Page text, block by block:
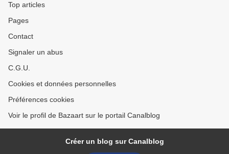
Top articles
Pages
Contact
Signaler un abus
C.G.U.
Cookies et données personnelles
Préférences cookies
Voir le profil de Bazaart sur le portail Canalblog
Créer un blog sur Canalblog